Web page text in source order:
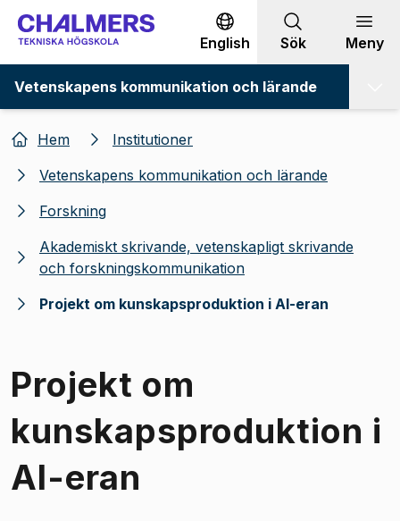
Gå till innehållet
English Sök Meny
Vetenskapens kommunikation och lärande
Hem
Institutioner
Vetenskapens kommunikation och lärande
Forskning
Akademiskt skrivande, vetenskapligt skrivande
och forskningskommunikation
Projekt om kunskapsproduktion i AI-eran
Projekt om
kunskapsproduktion i
AI-eran